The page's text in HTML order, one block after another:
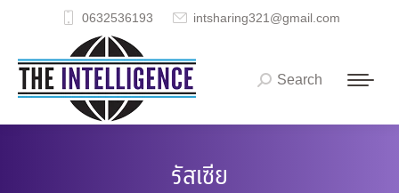
0632536193 intsharing321@gmail.com
Search:
Search
รัสเซีย